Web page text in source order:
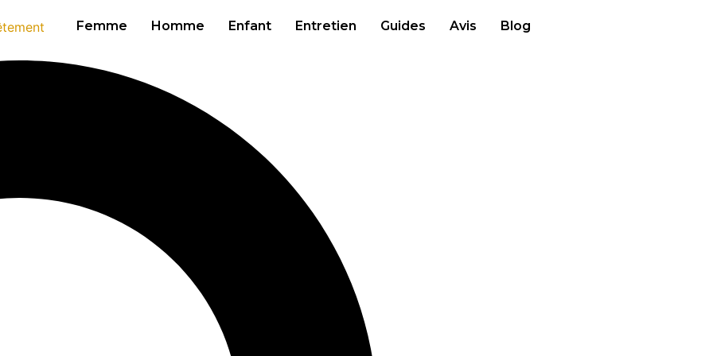
Femme Homme Enfant Entretien Guides Avis Blog